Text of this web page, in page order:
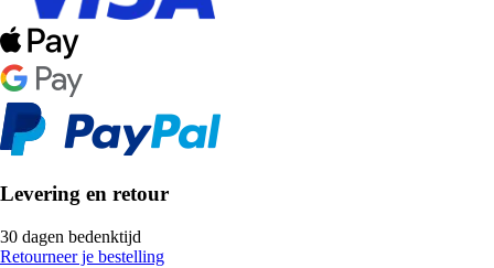
Levering en retour
30 dagen bedenktijd
Retourneer je bestelling